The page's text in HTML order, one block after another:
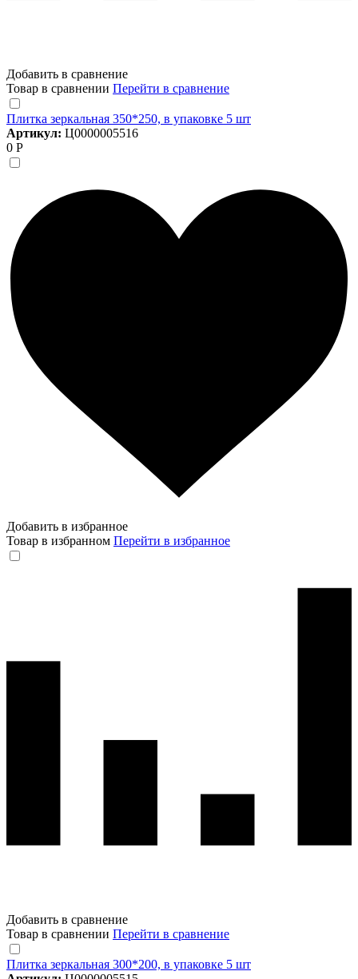
Добавить в сравнение
Товар в сравнении Перейти в сравнение
Плитка зеркальная 350*250, в упаковке 5 шт
Артикул: Ц0000005516
0 Р
Добавить в избранное
Товар в избранном Перейти в избранное
Добавить в сравнение
Товар в сравнении Перейти в сравнение
Плитка зеркальная 300*200, в упаковке 5 шт